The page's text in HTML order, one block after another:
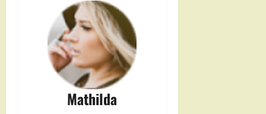
Mathilda